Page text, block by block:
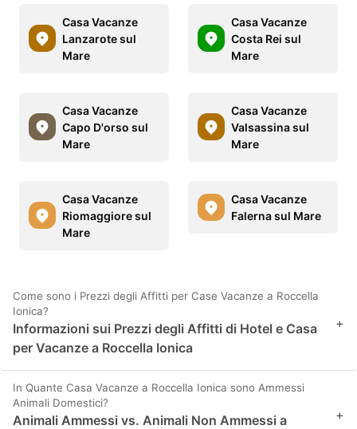
Casa Vacanze
Lanzarote sul
Mare
Casa Vacanze
Costa Rei sul
Mare
Casa Vacanze
Capo D'orso sul
Mare
Casa Vacanze
Valsassina sul
Mare
Casa Vacanze
Riomaggiore sul
Mare
Casa Vacanze
Falerna sul Mare
Come sono i Prezzi degli Affitti per Case Vacanze a Roccella
Ionica?
Informazioni sui Prezzi degli Affitti di Hotel e Casa
per Vacanze a Roccella Ionica
+
In Quante Casa Vacanze a Roccella Ionica sono Ammessi
Animali Domestici?
Animali Ammessi vs. Animali Non Ammessi a
+